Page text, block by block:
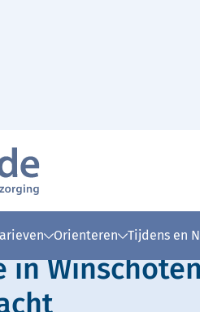
Orienteren Tijdens en
Uitleg woorden Simpele
in